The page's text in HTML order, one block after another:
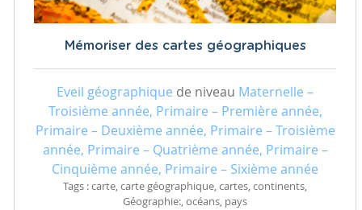
Mémoriser des cartes géographiques
Eveil géographique de niveau Maternelle –
Troisième année, Primaire – Première année,
Primaire – Deuxième année, Primaire – Troisième
année, Primaire – Quatrième année, Primaire –
Cinquième année, Primaire – Sixième année
Tags : carte, carte géographique, cartes, continents,
Géographie:, océans, pays